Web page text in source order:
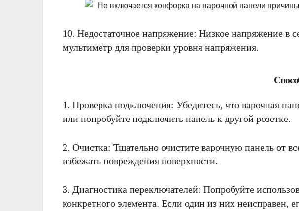
10. Недостаточное напряжение: Низкое напряжение в
мультиметр для проверки уровня напряжения.
1. Проверка подключения: Убедитесь, что варочная
или попробуйте подключить панель к другой розетке.
2. Очистка: Тщательно очистите варочную панель от
избежать повреждения поверхности.
3. Диагностика переключателей: Попробуйте
конкретного элемента. Если один из них неисправен,